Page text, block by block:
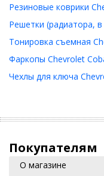
Резиновые коврики
Решетки (радиатора,
Тонировка съемная
Фаркопы Chevrolet
Чехлы для ключа
Покупателям
О магазине